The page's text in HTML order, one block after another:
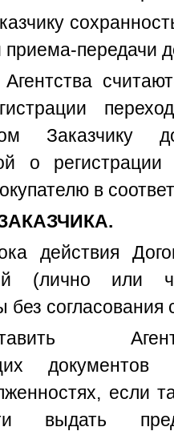
приема-передачи
Заказчику
о
в
действия
(лично или
согласования
если
выдать